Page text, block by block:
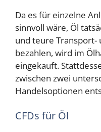
Da es für einzelne
sinnvoll wäre, Öl
und teure Transport-
bezahlen, wird im
eingekauft.
zwischen zwei
Handelsoptionen
CFDs für Öl